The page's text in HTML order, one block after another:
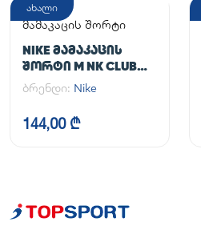
ახალი
მამაკაცის შორტი
NIKE ᲛᲐᲛᲐᲙᲐᲪᲘᲡ
ᲨᲝᲠᲢᲘ M NK CLUB
FLOW SHORT
ბრენდი: Nike
144,00 ₾